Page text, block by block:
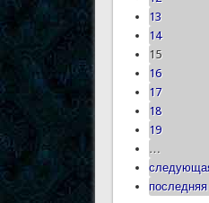
13
14
15
16
17
18
19
…
последняя